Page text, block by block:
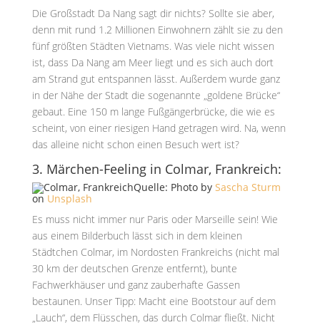
Die Großstadt Da Nang sagt dir nichts? Sollte sie aber,
denn mit rund 1.2 Millionen Einwohnern zählt sie zu den
fünf größten Städten Vietnams. Was viele nicht wissen
ist, dass Da Nang am Meer liegt und es sich auch dort
am Strand gut entspannen lässt. Außerdem wurde ganz
in der Nähe der Stadt die sogenannte „goldene Brücke“
gebaut. Eine 150 m lange Fußgängerbrücke, die wie es
scheint, von einer riesigen Hand getragen wird. Na, wenn
das alleine nicht schon einen Besuch wert ist?
3. Märchen-Feeling in Colmar, Frankreich:
Quelle: Photo by Sascha Sturm
on Unsplash
Es muss nicht immer nur Paris oder Marseille sein! Wie
aus einem Bilderbuch lässt sich in dem kleinen
Städtchen Colmar, im Nordosten Frankreichs (nicht mal
30 km der deutschen Grenze entfernt), bunte
Fachwerkhäuser und ganz zauberhafte Gassen
bestaunen. Unser Tipp: Macht eine Bootstour auf dem
„Lauch“, dem Flüsschen, das durch Colmar fließt. Nicht